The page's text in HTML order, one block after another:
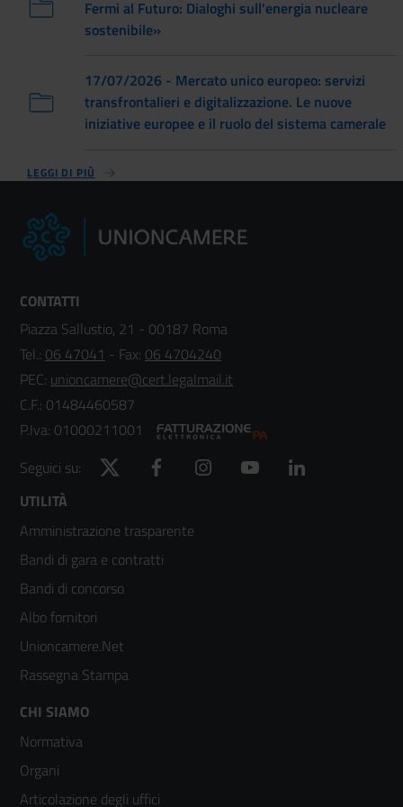
Fermi al Futuro: Dialoghi sull'energia nucleare
sostenibile»
17/07/2026 - Mercato unico europeo: servizi
transfrontalieri e digitalizzazione. Le nuove
iniziative europee e il ruolo del sistema camerale
LEGGI DI PIÙ
CONTATTI
Piazza Sallustio, 21 - 00187 Roma
Tel.: 06 47041 - Fax: 06 4704240
PEC: unioncamere@cert.legalmail.it
C.F.: 01484460587
P.Iva: 01000211001
Seguici su:
Twitter Facebook Instagram YouTube
Footer
menù
colonna
2
UTILITÀ
Amministrazione trasparente
Bandi di gara e contratti
Bandi di concorso
Albo fornitori
Unioncamere.Net
Rassegna Stampa
Footer
menù
colonna
CHI SIAMO
Normativa
Organi
Articolazione degli uffici